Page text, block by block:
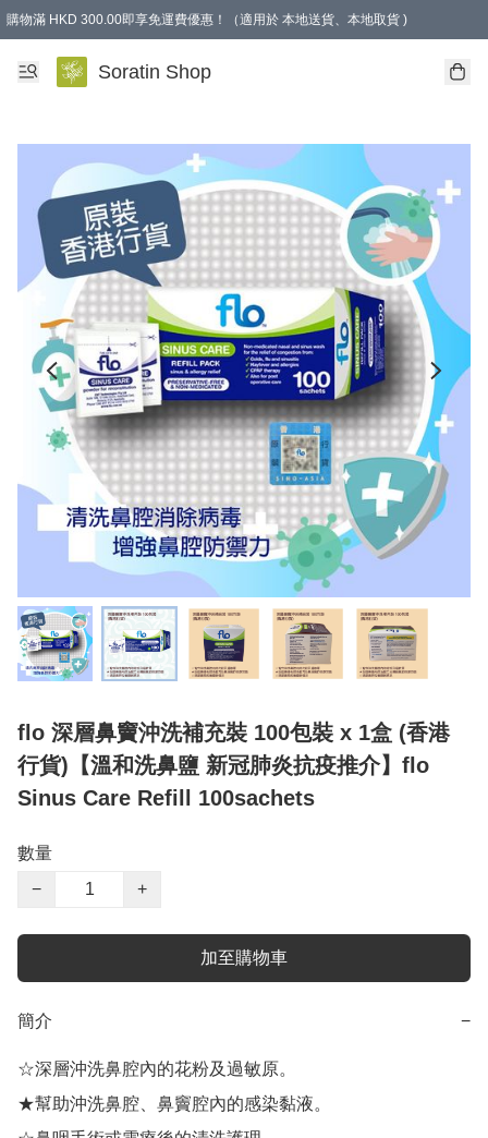
購物滿 HKD 300.00即享免運費優惠！（適用於 本地送貨、本地取貨 )
Soratin Shop
flo 深層鼻竇沖洗補充裝 100包裝 x 1盒 (香港
行貨)【溫和洗鼻鹽 新冠肺炎抗疫推介】flo
Sinus Care Refill 100sachets
數量
−
+
加至購物車
簡介 −
☆深層沖洗鼻腔內的花粉及過敏原。
★幫助沖洗鼻腔、鼻竇腔內的感染黏液。